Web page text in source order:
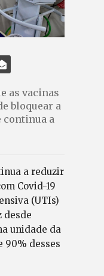
as vacinas
bloquear a
continua a
a reduzir
Covid-19
(UTIs)
desde
unidade da
90% desses